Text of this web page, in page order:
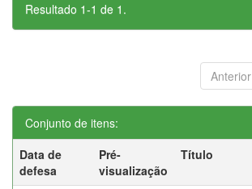
Resultado 1-1 de 1.
Anterior
Conjunto de itens:
Data de
defesa
Pré-
visualização
Título